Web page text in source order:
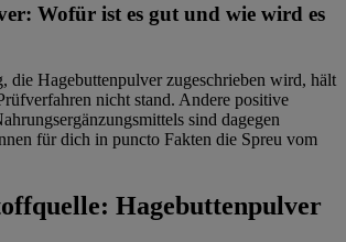
Wofür ist es gut und wie wird es
die Hagebuttenpulver zugeschrieben wird, hält
nicht stand. Andere positive
sind dagegen
für dich in puncto Fakten die Spreu vom
Hagebuttenpulver